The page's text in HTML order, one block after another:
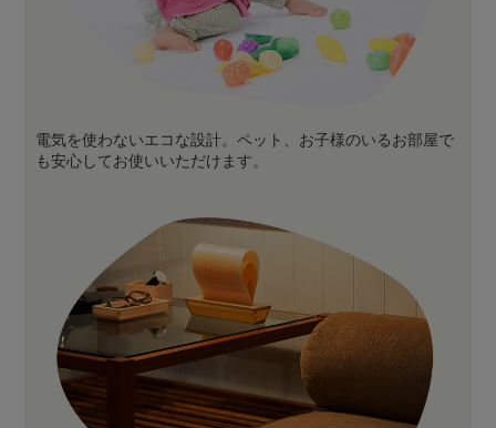
電気を使わないエコな設計。ペット、お子様のいるお部屋で
も安心してお使いいただけます。